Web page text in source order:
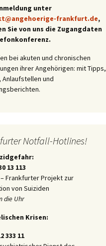
unter
frankfurt.de,
Sie von uns die Zugangdaten
bei akuten und chronischen
ihrer Angehörigen: mit Tipps,
Anlaufstellen und
Notfall-Hotlines!
13 113
Frankfurter Projekt zur
von Suiziden
die Uhr
Krisen:
333 11